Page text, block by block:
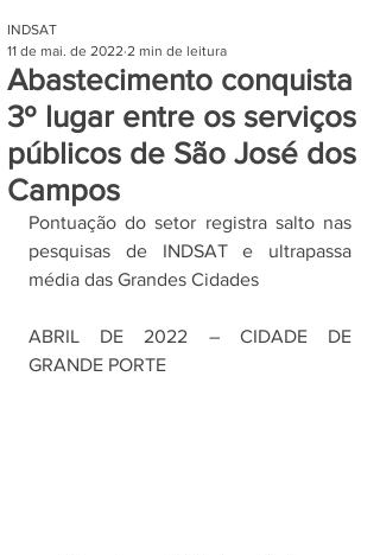
Abastecimento conquista
3º lugar entre os serviços
públicos de São José dos
Campos
INDSAT
11 de mai. de 2022 2 min de leitura
Pontuação do setor registra salto nas
pesquisas de INDSAT e ultrapassa
média das Grandes Cidades
ABRIL DE 2022 – CIDADE DE
GRANDE PORTE